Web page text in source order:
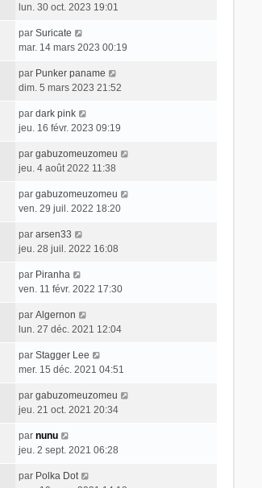
lun. 30 oct. 2023 19:01
par Suricate
mar. 14 mars 2023 00:19
par Punker paname
dim. 5 mars 2023 21:52
par dark pink
jeu. 16 févr. 2023 09:19
par gabuzomeuzomeu
jeu. 4 août 2022 11:38
par gabuzomeuzomeu
ven. 29 juil. 2022 18:20
par arsen33
jeu. 28 juil. 2022 16:08
par Piranha
ven. 11 févr. 2022 17:30
par Algernon
lun. 27 déc. 2021 12:04
par Stagger Lee
mer. 15 déc. 2021 04:51
par gabuzomeuzomeu
jeu. 21 oct. 2021 20:34
par nunu
jeu. 2 sept. 2021 06:28
par Polka Dot